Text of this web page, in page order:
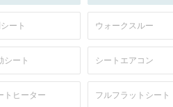
ート ウォークスルー
シート シートエアコン
トヒーター フルフラットシート